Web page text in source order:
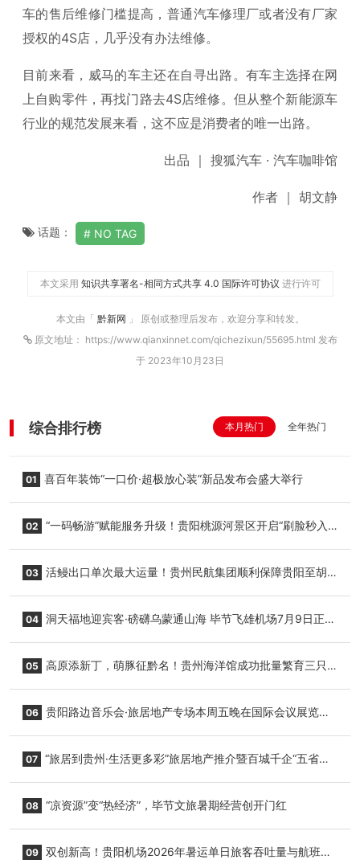
车的售后维修门槛提高，普通汽车修理厂或者没有厂家
授权的4S店，几乎没有办法维修。
目前来看，威马的车主还在自寻出路。有车主选择在网
上自购零件，再找门路去4S店维修。但从整个新能源车
行业的规范发展来看，这不应是消费者的唯一出路。
出品 ｜ 搜狐汽车 · 汽车咖啡馆
作者 ｜ 胡文静
话题： NO TAG
本文采用 知识共享署名-相同方式共享 4.0 国际许可协议 进行许可
本文由「 黔新网 」 原创或整理后发布，欢迎分享和转发。
原文地址： https://www.qianxinnet.com/qichezixun/55695.html 发布
于 2023年10月23日
综合排行榜 本月热门 全年热门
01 喜百年装饰“一口价·超极放心装”新品发布会盛大举行
02 “一码畅游”赋能服务升级！贵阳桃源河景区开启“刷脸秒入
03 活鳗出口单次最大运量！贵州民航集团顺利保障贵阳至胡
04 洞天福地迎宾客·磅礴乌蒙通山海 毕节飞雄机场7月9日正式
05 高原添新丁，萌豚征黔名！贵州海洋馆成功批量繁育三只
06 贵阳路边音乐会·旅居地产专场本周五晚在国际会议展览中
07 “旅居到贵州·生活更多彩”旅居地产推介暨百城千企“五省
08 “凉资源”变“热经济”，毕节文旅暑期经营创开门红
09 双创新高！贵阳机场2026年暑运单日旅客吞吐量与航班起